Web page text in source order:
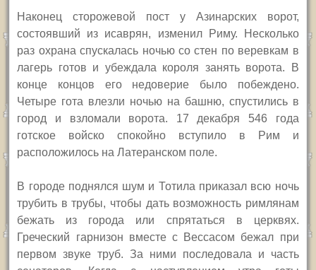
Наконец сторожевой пост у Азинарских ворот,
состоявший из исаврян, изменил Риму. Несколько
раз охрана спускалась ночью со стен по веревкам в
лагерь готов и убеждала короля занять ворота. В
конце концов его недоверие было побеждено.
Четыре гота влезли ночью на башню, спустились в
город и взломали ворота. 17 декабря 546 года
готское войско спокойно вступило в Рим и
расположилось на Латеранском поле.
В городе поднялся шум и Тотила приказал всю ночь
трубить в трубы, чтобы дать возможность римлянам
бежать из города или спрятаться в церквях.
Греческий гарнизон вместе с Вессасом бежал при
первом звуке труб. За ними последовала и часть